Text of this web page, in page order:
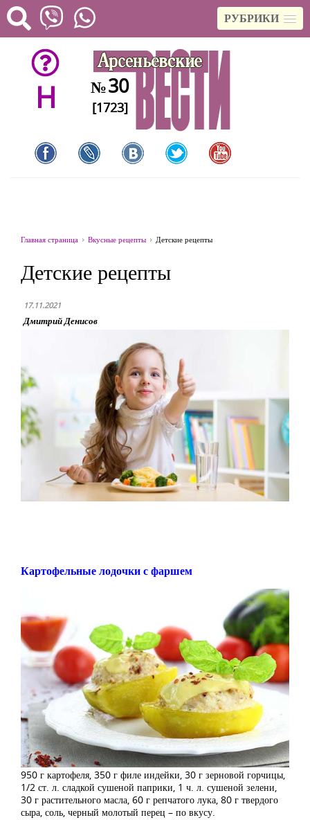
РУБРИКИ
H №30
[1723]
Главная страница Вкусные рецепты Детские рецепты
Детские рецепты
17.11.2021
Дмитрий Денисов
Картофельные лодочки с фаршем
950 г картофеля, 350 г филе индейки, 30 г зерновой горчицы,
1/2 ст. л. сладкой сушеной паприки, 1 ч. л. сушеной зелени,
30 г растительного масла, 60 г репчатого лука, 80 г твердого
сыра, соль, черный молотый перец – по вкусу.